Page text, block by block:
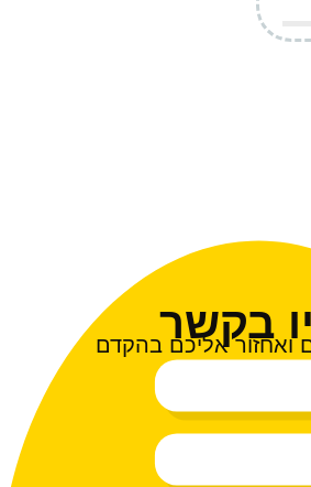
בקשר
ואחזור אליכם בהקדם